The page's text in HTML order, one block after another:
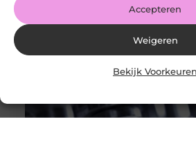
Accepteren
Weigeren
Bekijk Voorkeuren